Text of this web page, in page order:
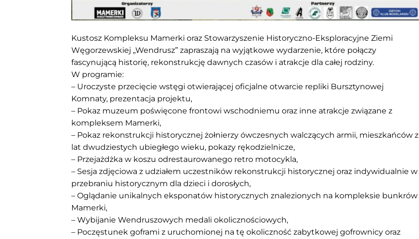
Kustosz Kompleksu Mamerki oraz Stowarzyszenie Historyczno-Eksploracyjne Ziemi
Węgorzewskiej „Wendrusz” zapraszają na wyjątkowe wydarzenie, które połączy
fascynującą historię, rekonstrukcję dawnych czasów i atrakcje dla całej rodziny.
W programie:
– Uroczyste przecięcie wstęgi otwierającej oficjalne otwarcie repliki Bursztynowej
Komnaty, prezentacja projektu,
– Pokaz muzeum poświęcone frontowi wschodniemu oraz inne atrakcje związane z
kompleksem Mamerki,
– Pokaz rekonstrukcji historycznej żołnierzy ówczesnych walczących armii, mieszkańców z
lat dwudziestych ubiegłego wieku, pokazy rękodzielnicze,
– Przejażdżka w koszu odrestaurowanego retro motocykla,
– Sesja zdjęciowa z udziałem uczestników rekonstrukcji historycznej oraz indywidualnie w
przebraniu historycznym dla dzieci i dorosłych,
– Oglądanie unikalnych eksponatów historycznych znalezionych na kompleksie bunkrów
Mamerki,
– Wybijanie Wendruszowych medali okolicznościowych,
– Poczęstunek goframi z uruchomionej na tę okoliczność zabytkowej gofrownicy oraz